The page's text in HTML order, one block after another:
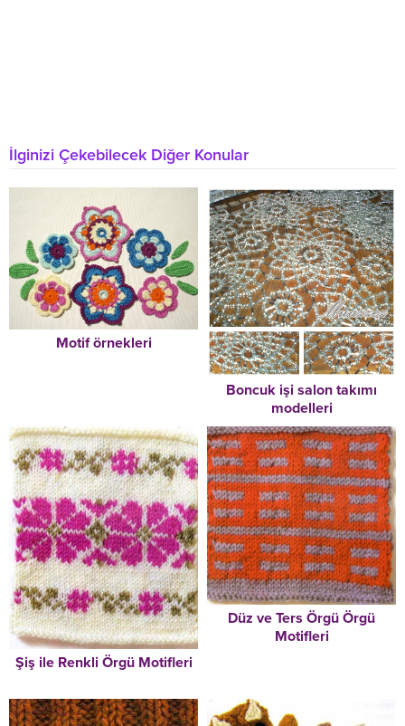
İlginizi Çekebilecek Diğer Konular
Motif örnekleri
Boncuk işi salon takımı
modelleri
Şiş ile Renkli Örgü Motifleri
Düz ve Ters Örgü Örgü
Motifleri